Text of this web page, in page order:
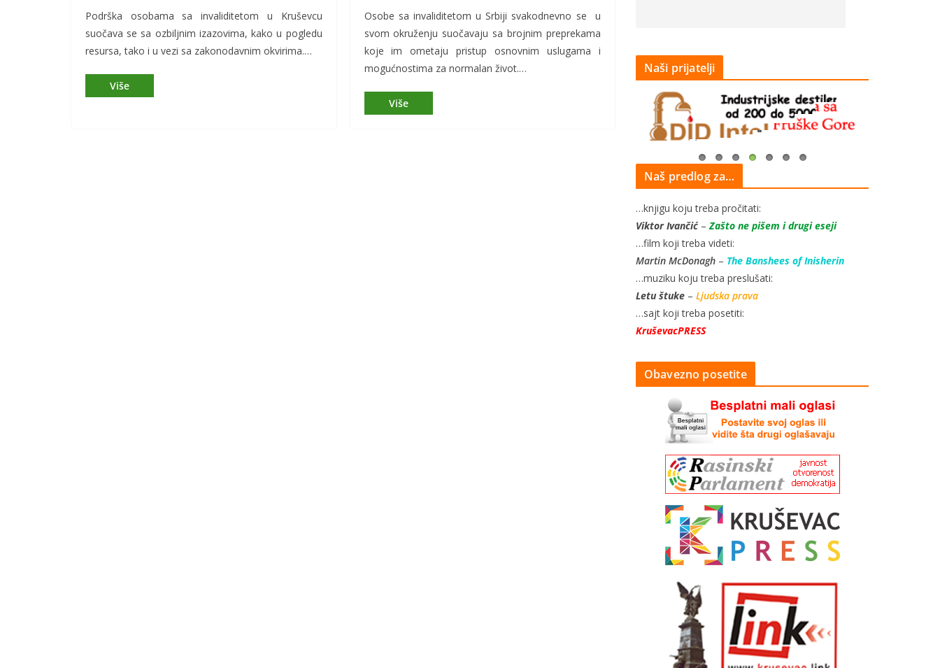
Podrška osobama sa invaliditetom u Kruševcu
suočava se sa ozbiljnim izazovima, kako u pogledu
resursa, tako i u vezi sa zakonodavnim okvirima.…
Osobe sa invaliditetom u Srbiji svakodnevno se u
svom okruženju suočavaju sa brojnim preprekama
koje im ometaju pristup osnovnim uslugama i
mogućnostima za normalan život.…
Naši prijatelji
Naš predlog za…
…knjigu koju treba pročitati:
Viktor Ivančić– Zašto ne pišem i drugi eseji
…film koji treba videti:
Martin McDonagh – The Banshees of Inisherin
…muziku koju treba preslušati:
Letu štuke – Ljudska prava
…sajt koji treba posetiti:
KruševacPRESS
Obavezno posetite